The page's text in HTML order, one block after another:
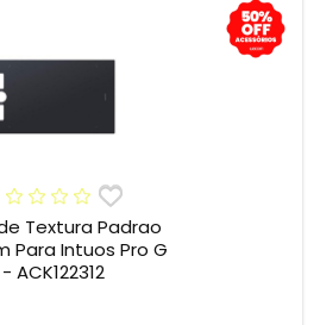
Textura Padrao
Para Intuos Pro G
- ACK122312